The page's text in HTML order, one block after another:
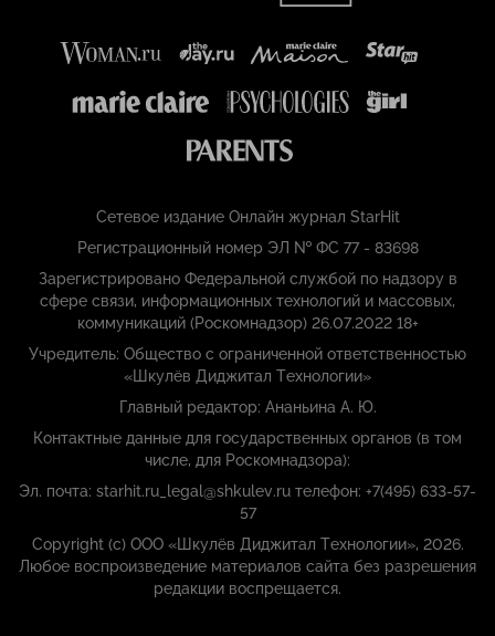
Сетевое издание Онлайн журнал StarHit
Регистрационный номер ЭЛ № ФС 77 - 83698
Зарегистрировано Федеральной службой по надзору в
сфере связи, информационных технологий и массовых,
коммуникаций (Роскомнадзор) 26.07.2022 18+
Учредитель: Общество с ограниченной ответственностью
«Шкулёв Диджитал Технологии»
Главный редактор: Ананьина А. Ю.
Контактные данные для государственных органов (в том
числе, для Роскомнадзора):
Эл. почта: starhit.ru_legal@shkulev.ru телефон: +7(495) 633-57-
57
Copyright (с) ООО «Шкулёв Диджитал Технологии», 2026.
Любое воспроизведение материалов сайта без разрешения
редакции воспрещается.